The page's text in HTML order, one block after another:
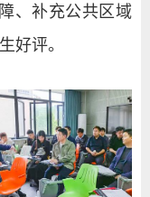
、补充公共区域
好评。